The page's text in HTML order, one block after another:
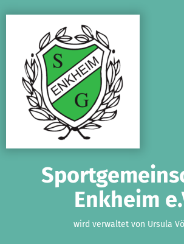
Enkheim
wird verwaltet von Ursula